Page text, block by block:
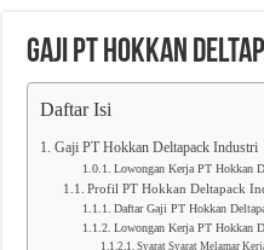
Gaji PT Hokkan
Daftar Isi
Gaji PT Hokkan Deltapack Industri
Lowongan Kerja PT Hokkan
Profil PT Hokkan Deltapack
Daftar Gaji PT Hokkan
Lowongan Kerja PT Hokkan
Syarat Syarat Melamar